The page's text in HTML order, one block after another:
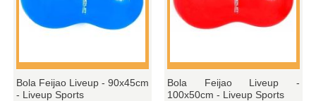
Bola Feijao Liveup - 90x45cm
- Liveup Sports
Bola Feijao Liveup -
100x50cm - Liveup Sports